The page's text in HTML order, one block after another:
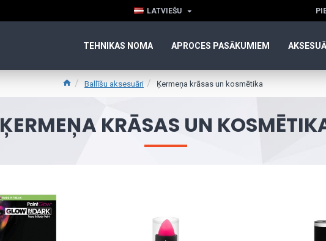
LATVIEŠU
TEHNIKAS NOMA APROCES PASĀKUMIEM
Ballīšu aksesuāri Ķermeņa krāsas un kosmētika
ĶERMEŅA KRĀSAS UN